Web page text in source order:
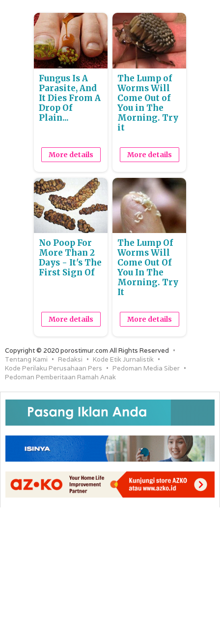
Fungus Is A
Parasite, And
It Dies From A
Drop Of
Plain...
More details
The Lump of
Worms Will
Come Out of
You in The
Morning. Try
it
More details
No Poop For
More Than 2
Days - It's The
First Sign Of
More details
The Lump Of
Worms Will
Come Out Of
You In The
Morning. Try
It
More details
Copyright © 2020 porostimur.com All Rights Reserved
Tentang Kami
Redaksi
Kode Etik Jurnalistik
Kode Perilaku Perusahaan Pers
Pedoman Media Siber
Pedoman Pemberitaan Ramah Anak